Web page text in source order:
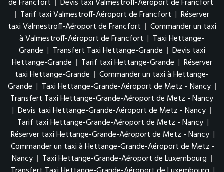
de Francfort | Devis taxi Valmestroff-Aéroport de Francfort
| Tarif taxi Valmestroff-Aéroport de Francfort | Réserver
taxi Valmestroff-Aéroport de Francfort | Commander un taxi
à Valmestroff-Aéroport de Francfort | Taxi Hettange-
Grande | Transfert Taxi Hettange-Grande | Devis taxi
Hettange-Grande | Tarif taxi Hettange-Grande | Réserver
taxi Hettange-Grande | Commander un taxi à Hettange-
Grande | Taxi Hettange-Grande-Aéroport de Metz - Nancy |
Transfert Taxi Hettange-Grande-Aéroport de Metz - Nancy
| Devis taxi Hettange-Grande-Aéroport de Metz - Nancy |
Tarif taxi Hettange-Grande-Aéroport de Metz - Nancy |
Réserver taxi Hettange-Grande-Aéroport de Metz - Nancy |
Commander un taxi à Hettange-Grande-Aéroport de Metz -
Nancy | Taxi Hettange-Grande-Aéroport de Luxembourg |